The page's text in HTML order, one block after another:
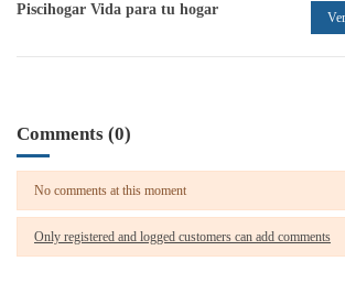
Piscihogar Vida para tu hogar
Comments (0)
No comments at this moment
Only registered and logged customers can add comments